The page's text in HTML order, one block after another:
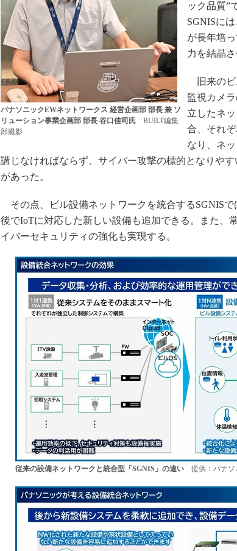
パナソニックEWネットワークス 経営企画部 部長 兼 ソ
リューション事業企画部 部長 谷口佳司氏 BUILT編集
部撮影
ック品質”
SGNISに
が長年培
力を結晶さ
旧来のビ
監視カメ
立したネ
合、それ
なり、ネ
講じなければならず、サイバー攻撃の標的となりや
があった。
その点、ビル設備ネットワークを統合するSGNISで
後でIoTに対応した新しい設備も追加できる。また、
イバーセキュリティの強化も実現する。
従来の設備ネットワークと統合型「SGNIS」の違い提供：パナソ